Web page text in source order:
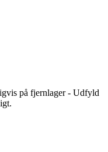
på fjernlager - Udfyld